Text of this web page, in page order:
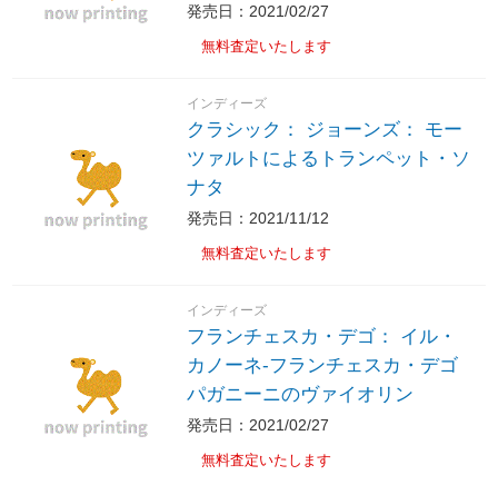
発売日：2021/02/27
無料査定いたします
インディーズ
クラシック： ジョーンズ： モー
ツァルトによるトランペット・ソ
ナタ
発売日：2021/11/12
無料査定いたします
インディーズ
フランチェスカ・デゴ： イル・
カノーネ-フランチェスカ・デゴ
パガニーニのヴァイオリン
発売日：2021/02/27
無料査定いたします